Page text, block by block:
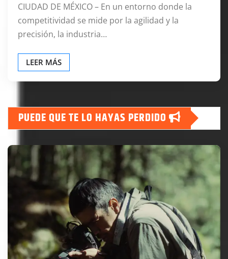
CIUDAD DE MÉXICO – En un entorno donde la
competitividad se mide por la agilidad y la
precisión, la industria…
LEER MÁS
PUEDE QUE TE LO HAYAS PERDIDO